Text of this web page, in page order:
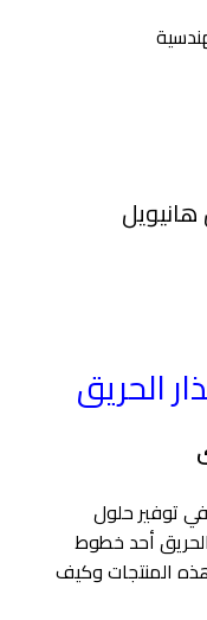
هانيويل
الحريق
توفير حلول
أحد خطوط
المنتجات وكيف